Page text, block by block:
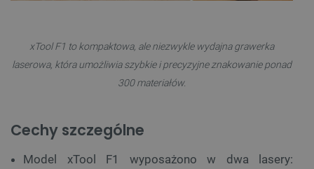
xTool F1 to kompaktowa, ale niezwykle wydajna grawerka
laserowa, która umożliwia szybkie i precyzyjne znakowanie ponad
300 materiałów.
Cechy szczególne
Model xTool F1 wyposażono w dwa lasery: